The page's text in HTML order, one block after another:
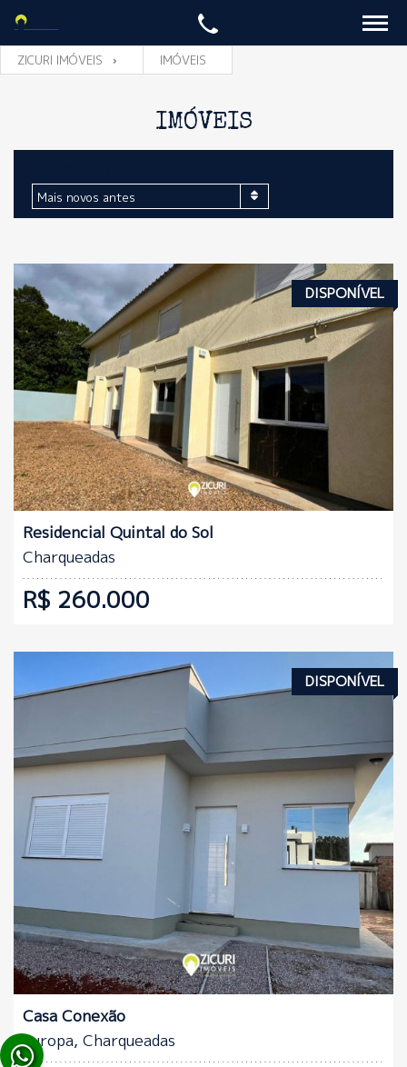
ZICURI IMÓVEIS IMÓVEIS
IMÓVEIS
Mais novos antes
Quartos:
2
1
DISPONÍVEL
Residencial Quintal do Sol
Charqueadas
R$ 260.000
DISPONÍVEL
Casa Conexão
Europa, Charqueadas